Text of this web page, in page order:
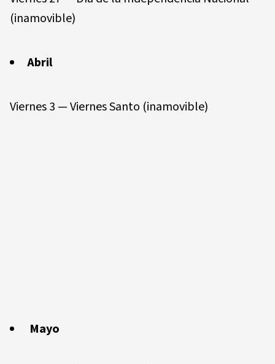
(inamovible)
Abril
Viernes 3 — Viernes Santo (inamovible)
Mayo